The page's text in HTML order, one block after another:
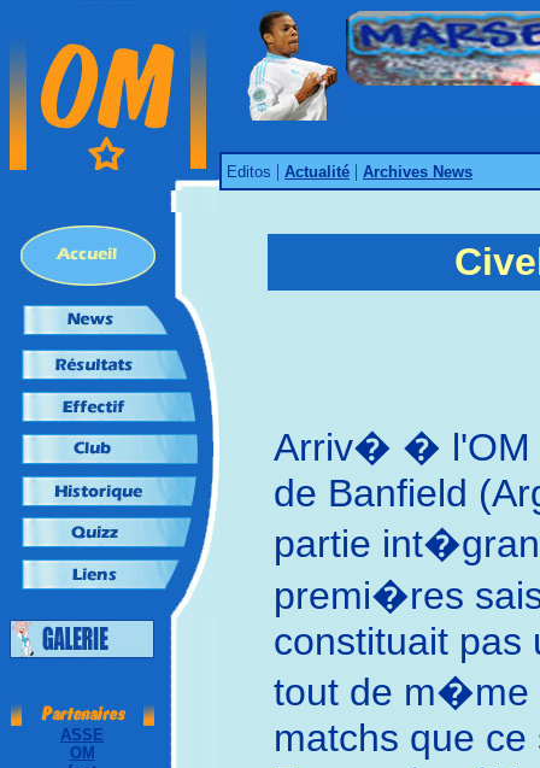
Editos | Actualité | Archives News
ASSE
OM
Arriv� � l'OM
de Banfield
partie
premi�res
constituait pas
tout de
matchs que